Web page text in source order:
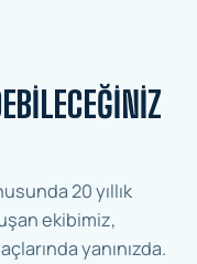
20 yıllık
ekibimiz,
yanınızda.